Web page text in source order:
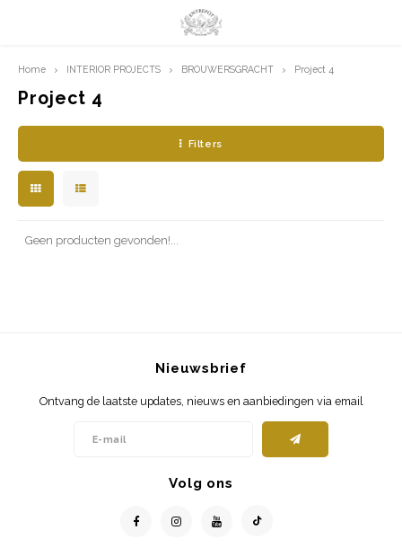
Hoofdmenu / limited prints
CLASSIC LADIES
ORIENTAL
Hoofdmenu
Nederlands
Home INTERIOR PROJECTS BROUWERSGRACHT Project 4
Project 4
Filters
Geen producten gevonden!...
Nieuwsbrief
Ontvang de laatste updates, nieuws en aanbiedingen via email
Volg ons